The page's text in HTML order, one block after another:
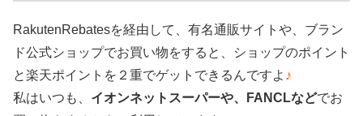
RakutenRebatesを経由して、有名通販サイトや、ブラン
ド公式ショップでお買い物をすると、ショップのポイント
と楽天ポイントを２重でゲットできるんですよ ♪
私はいつも、 イオンネットスーパーや、FANCLなどでお